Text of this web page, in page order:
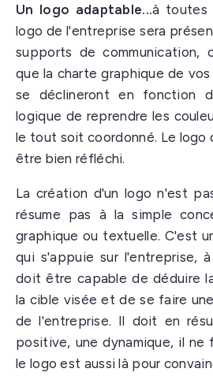
Un logo adaptable...à toutes
logo de l'entreprise sera
supports de communication,
que la charte graphique de
se déclineront en fonction
logique de reprendre les
le tout soit coordonné. Le
être bien réfléchi.
La création d'un logo n'est
résume pas à la simple
graphique ou textuelle. C'est
qui s'appuie sur l'entreprise,
doit être capable de déduire
la cible visée et de se faire
de l'entreprise. Il doit en
positive, une dynamique, il ne
le logo est aussi là pour